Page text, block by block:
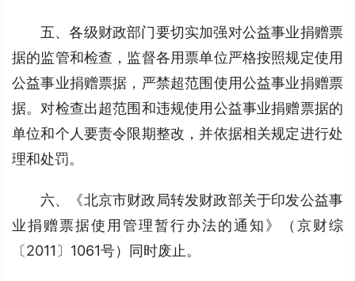
五、各级财政部门要切实加强对公益事业捐赠票
据的监管和检查，监督各用票单位严格按照规定使用
公益事业捐赠票据，严禁超范围使用公益事业捐赠票
据。对检查出超范围和违规使用公益事业捐赠票据的
单位和个人要责令限期整改，并依据相关规定进行处
理和处罚。
六、《北京市财政局转发财政部关于印发公益事
业捐赠票据使用管理暂行办法的通知》（京财综
〔2011〕1061号）同时废止。